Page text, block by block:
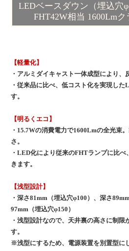
LEDベースダウン（埋込穴
FHT42W相当 1600Lmク
【軽量化】
・アルミダイキャスト一体成型により、
・従来品に比べ、低コスト化を実現し
す。
【明るくエコ】
・15.7Wの消費電力で1600Lmの全光束
さ。
・LED化により従来のFHTランプに比
きます。
【浅型設計】
・深さ81mm（埋込穴φ100）、深さ
97mm（埋込穴φ150）
・浅型設計なので、天井裏の高さに制限
す。
※浅型にするため、電源装置を別置型に